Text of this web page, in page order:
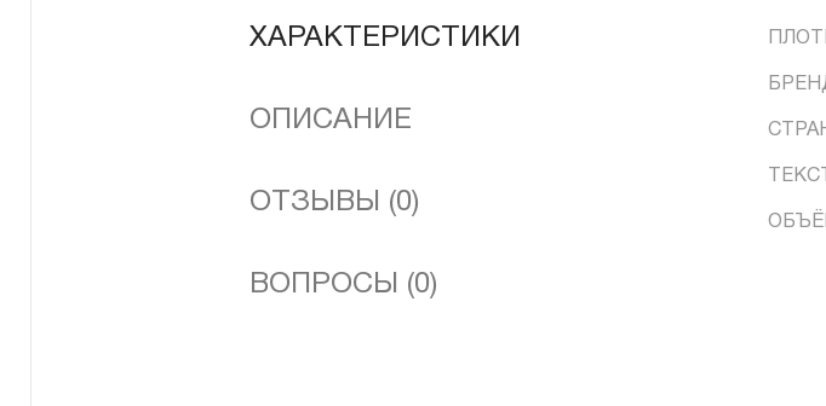
ХАРАКТЕРИСТИКИ
ОПИСАНИЕ
ОТЗЫВЫ (0)
ВОПРОСЫ (0)